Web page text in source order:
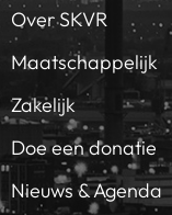
Over SKVR
Maatschappelijk
Zakelijk
Doe een donatie
Nieuws & Agenda